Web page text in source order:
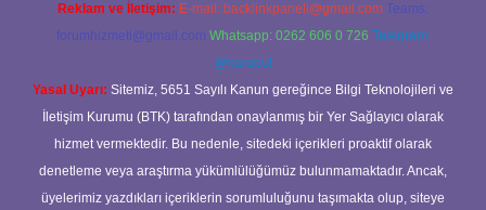
Reklam ve İletişim: E-mail: backlinkpaneli@gmail.com Teams:
forumhizmeti@gmail.com Whatsapp: 0262 606 0 726 Telegram:
@karabul
Yasal Uyarı: Sitemiz, 5651 Sayılı Kanun gereğince Bilgi Teknolojileri ve
İletişim Kurumu (BTK) tarafından onaylanmış bir Yer Sağlayıcı olarak
hizmet vermektedir. Bu nedenle, sitedeki içerikleri proaktif olarak
denetleme veya araştırma yükümlülüğümüz bulunmamaktadır. Ancak,
üyelerimiz yazdıkları içeriklerin sorumluluğunu taşımakta olup, siteye